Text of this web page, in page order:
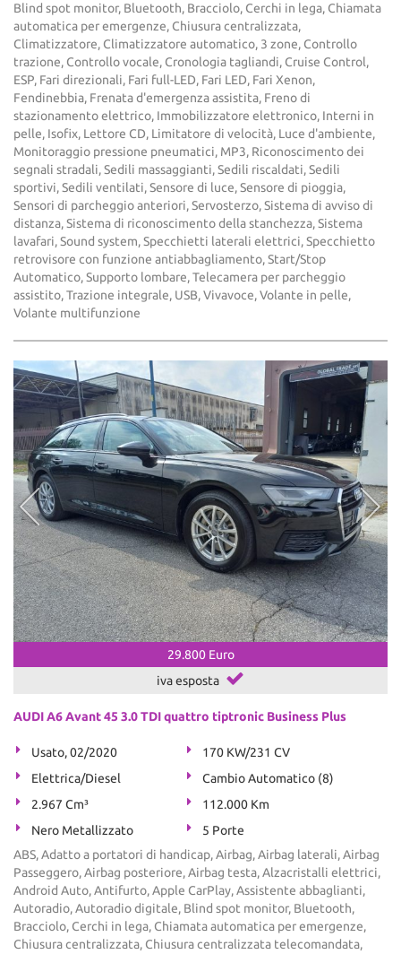
Blind spot monitor, Bluetooth, Bracciolo, Cerchi in lega, Chiamata
automatica per emergenze, Chiusura centralizzata,
Climatizzatore, Climatizzatore automatico, 3 zone, Controllo
trazione, Controllo vocale, Cronologia tagliandi, Cruise Control,
ESP, Fari direzionali, Fari full-LED, Fari LED, Fari Xenon,
Fendinebbia, Frenata d'emergenza assistita, Freno di
stazionamento elettrico, Immobilizzatore elettronico, Interni in
pelle, Isofix, Lettore CD, Limitatore di velocità, Luce d'ambiente,
Monitoraggio pressione pneumatici, MP3, Riconoscimento dei
segnali stradali, Sedili massaggianti, Sedili riscaldati, Sedili
sportivi, Sedili ventilati, Sensore di luce, Sensore di pioggia,
Sensori di parcheggio anteriori, Servosterzo, Sistema di avviso di
distanza, Sistema di riconoscimento della stanchezza, Sistema
lavafari, Sound system, Specchietti laterali elettrici, Specchietto
retrovisore con funzione antiabbagliamento, Start/Stop
Automatico, Supporto lombare, Telecamera per parcheggio
assistito, Trazione integrale, USB, Vivavoce, Volante in pelle,
Volante multifunzione
29.800 Euro
iva esposta
AUDI A6 Avant 45 3.0 TDI quattro tiptronic Business Plus
Usato, 02/2020
170 KW/231 CV
Elettrica/Diesel
Cambio Automatico (8)
2.967 Cm³
112.000 Km
Nero Metallizzato
5 Porte
ABS, Adatto a portatori di handicap, Airbag, Airbag laterali, Airbag
Passeggero, Airbag posteriore, Airbag testa, Alzacristalli elettrici,
Android Auto, Antifurto, Apple CarPlay, Assistente abbaglianti,
Autoradio, Autoradio digitale, Blind spot monitor, Bluetooth,
Bracciolo, Cerchi in lega, Chiamata automatica per emergenze,
Chiusura centralizzata, Chiusura centralizzata telecomandata,